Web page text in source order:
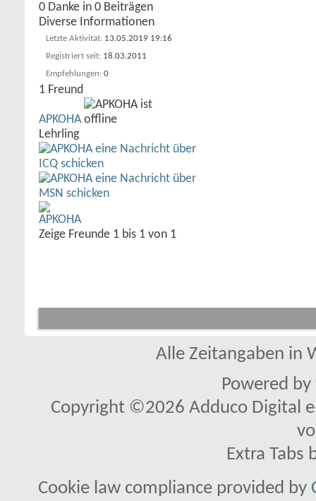
0 Danke in 0 Beiträgen
Diverse Informationen
Letzte Aktivität 13.05.2019 19:16
Registriert seit 18.03.2011
Empfehlungen 0
1 Freund
APKOHA
Lehrling
Zeige Freunde 1 bis 1 von 1
Alle Zeitangaben in
Powered by
Copyright ©2026 Adduco Digital
Extra Tabs
Cookie law compliance provided by